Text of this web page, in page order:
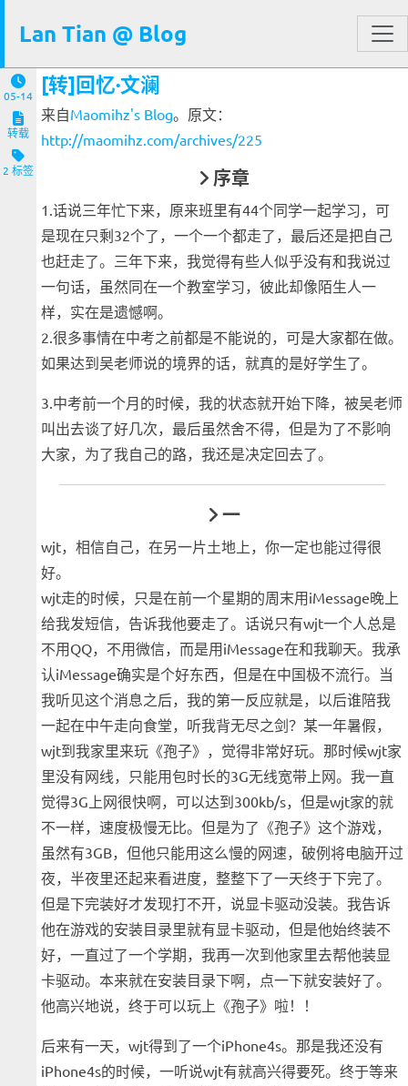
Lan Tian @ Blog
05-14
转载
2 标签
[转]回忆·文澜
来自Maomihz's Blog。原文：
http://maomihz.com/archives/225
序章
1.话说三年忙下来，原来班里有44个同学一起学习，可
是现在只剩32个了，一个一个都走了，最后还是把自己
也赶走了。三年下来，我觉得有些人似乎没有和我说过
一句话，虽然同在一个教室学习，彼此却像陌生人一
样，实在是遗憾啊。
2.很多事情在中考之前都是不能说的，可是大家都在做。
如果达到吴老师说的境界的话，就真的是好学生了。
3.中考前一个月的时候，我的状态就开始下降，被吴老师
叫出去谈了好几次，最后虽然舍不得，但是为了不影响
大家，为了我自己的路，我还是决定回去了。
一
wjt，相信自己，在另一片土地上，你一定也能过得很
好。
wjt走的时候，只是在前一个星期的周末用iMessage晚上
给我发短信，告诉我他要走了。话说只有wjt一个人总是
不用QQ，不用微信，而是用iMessage在和我聊天。我承
认iMessage确实是个好东西，但是在中国极不流行。当
我听见这个消息之后，我的第一反应就是，以后谁陪我
一起在中午走向食堂，听我背无尽之剑？某一年暑假，
wjt到我家里来玩《孢子》，觉得非常好玩。那时候wjt家
里没有网线，只能用包时长的3G无线宽带上网。我一直
觉得3G上网很快啊，可以达到300kb/s，但是wjt家的就
不一样，速度极慢无比。但是为了《孢子》这个游戏，
虽然有3GB，但他只能用这么慢的网速，破例将电脑开过
夜，半夜里还起来看进度，整整下了一天终于下完了。
但是下完装好才发现打不开，说显卡驱动没装。我告诉
他在游戏的安装目录里就有显卡驱动，但是他始终装不
好，一直过了一个学期，我再一次到他家里去帮他装显
卡驱动。本来就在安装目录下啊，点一下就安装好了。
他高兴地说，终于可以玩上《孢子》啦！！
后来有一天，wjt得到了一个iPhone4s。那是我还没有
iPhone4s的时候，一听说wjt有就高兴得要死。终于等来